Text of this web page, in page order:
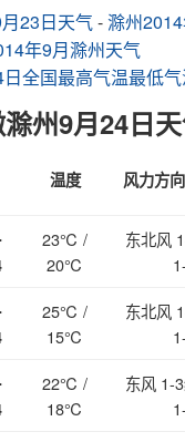
23日天气-滁州
年9月滁州天气
全国最高气温最低
州9月24日
温度 风力方
23℃ /
20℃
东北风
25℃ /
15℃
东北风
22℃ /
18℃
东风 1-